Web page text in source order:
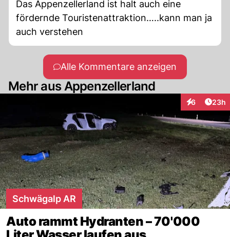
Das Appenzellerland ist halt auch eine
fördernde Touristenattraktion…..kann man ja
auch verstehen
Alle Kommentare anzeigen
Mehr aus Appenzellerland
6
Interaktionen
23h
Schwägalp AR
Auto rammt Hydranten – 70'000